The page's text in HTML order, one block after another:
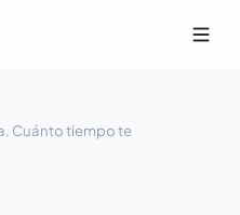
Cuánto tiempo te